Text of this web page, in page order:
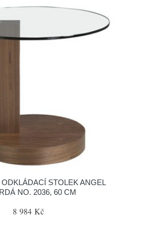
STOLEK ANGEL
NO. 2036, 60 CM
8 984 Kč